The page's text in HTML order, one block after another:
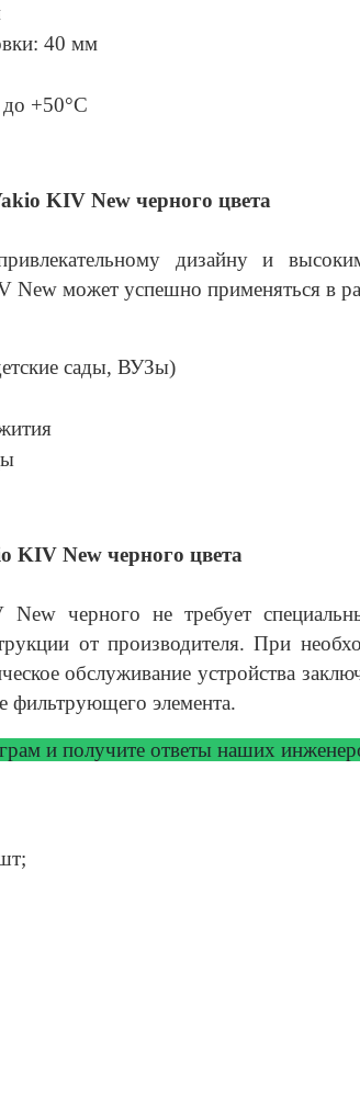
40 мм
до +50°С
KIV New черного цвета
дизайну и
может успешно применяться в
сады, ВУЗы)
KIV New черного цвета
New черного не требует
от производителя. При
обслуживание устройства
фильтрующего элемента.
и получите ответы наших